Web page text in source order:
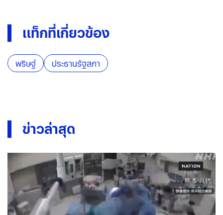
แท็กที่เกี่ยวข้อง
พริษฐ์ ประธานรัฐสภา
ข่าวล่าสุด